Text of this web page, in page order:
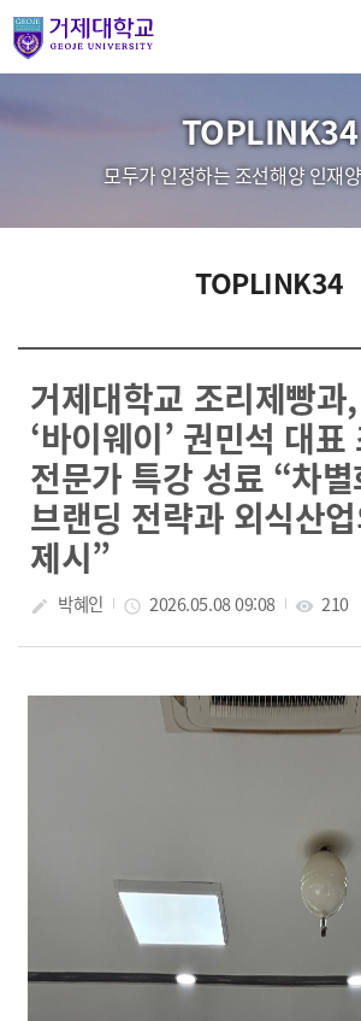
Skip Menu
TOPLINK34
모두가 인정하는 조선해양 인재
TOPLINK34
거제대학교 조리제빵과,
‘바이웨이’ 권민석 대표
전문가 특강 성료 “차
브랜딩 전략과 외식산
제시”
create 박혜인 access_time 2026.05.08 09:08 visibility 210